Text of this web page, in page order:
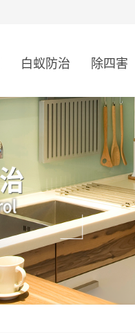
白蚁防治 除四害